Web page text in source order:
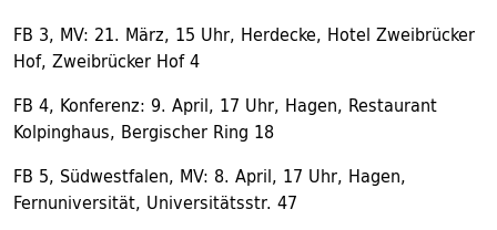
FB 3, MV: 21. März, 15 Uhr, Herdecke, Hotel Zweibrücker
Hof, Zweibrücker Hof 4
FB 4, Konferenz: 9. April, 17 Uhr, Hagen, Restaurant
Kolpinghaus, Bergischer Ring 18
FB 5, Südwestfalen, MV: 8. April, 17 Uhr, Hagen,
Fernuniversität, Universitätsstr. 47